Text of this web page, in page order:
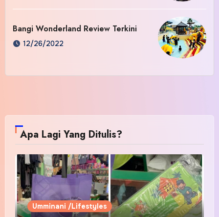
Bangi Wonderland Review Terkini
12/26/2022
Apa Lagi Yang Ditulis?
Umminani /Lifestyles